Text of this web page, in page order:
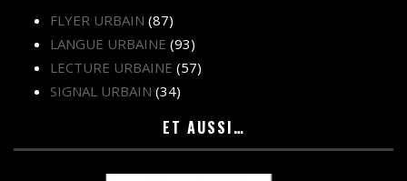
FLYER URBAIN (87)
LANGUE URBAINE (93)
LECTURE URBAINE (57)
SIGNAL URBAIN (34)
ET AUSSI…